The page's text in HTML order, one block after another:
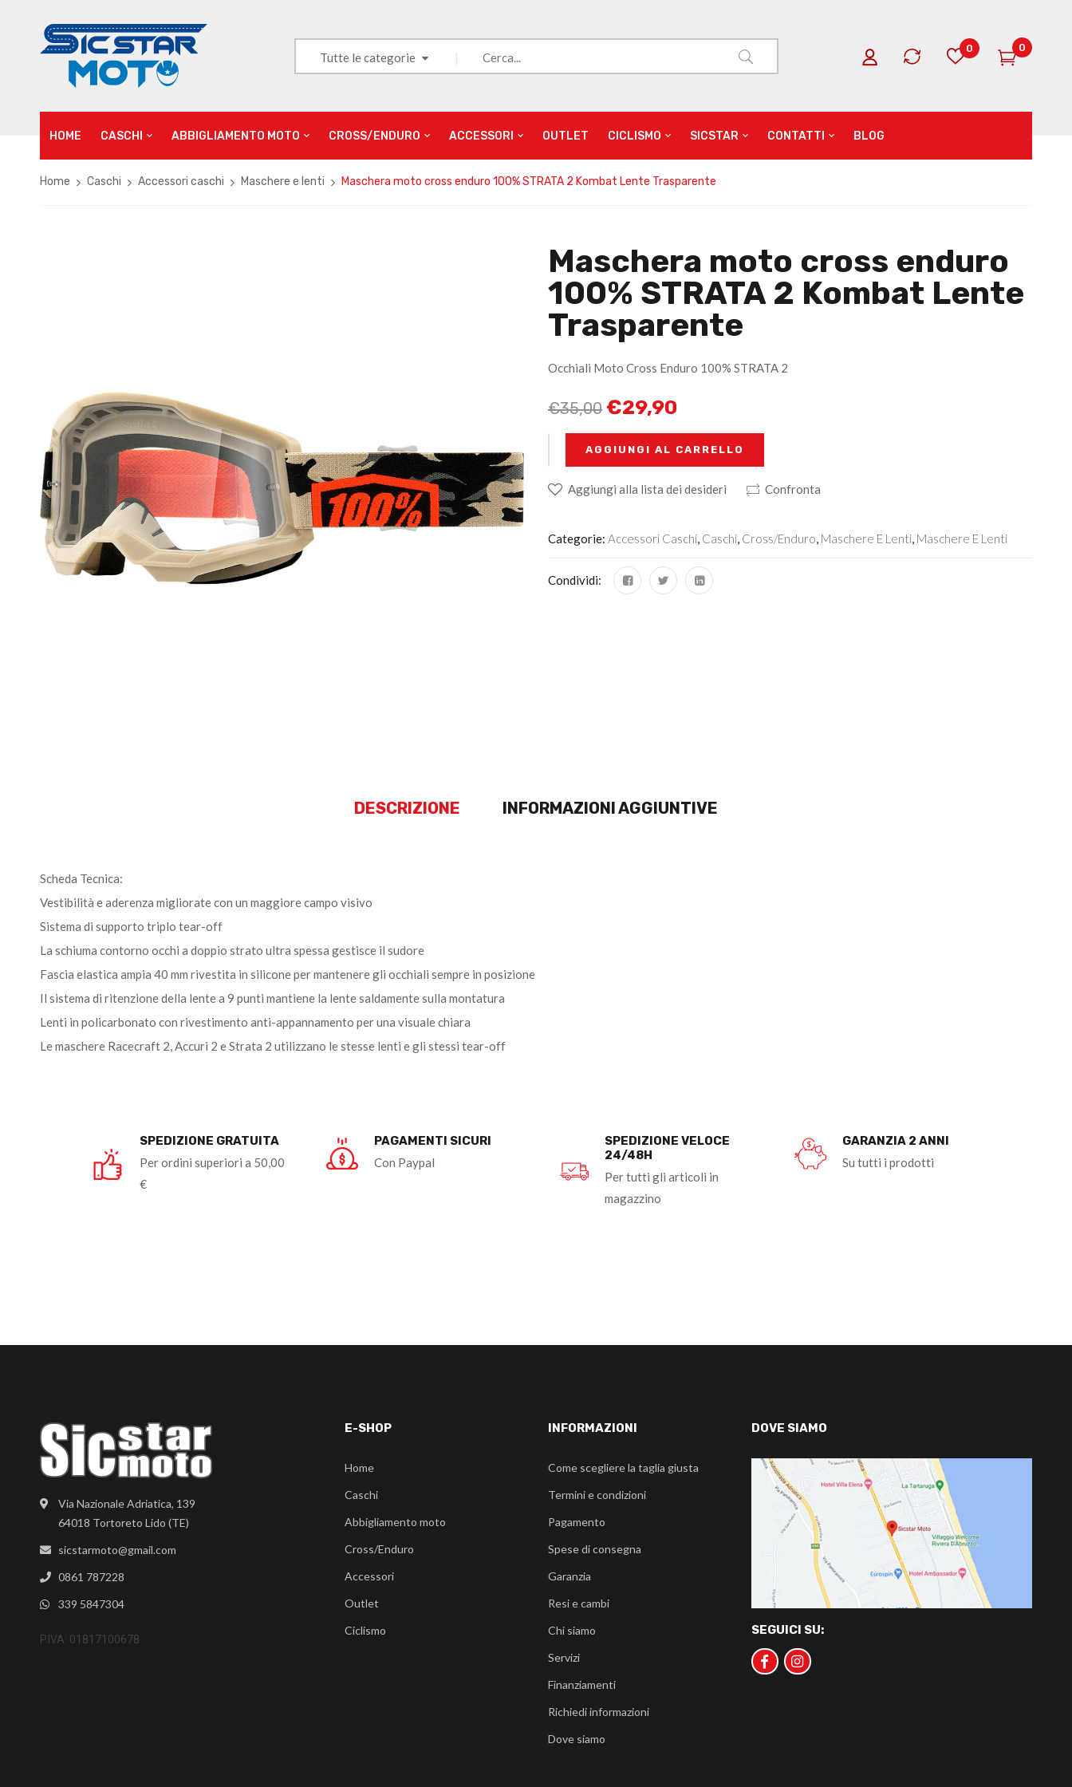
Tutte le categorie
0 0
HOME CASCHI ABBIGLIAMENTO MOTO CROSS/ENDURO ACCESSORI OUTLET CICLISMO SICSTAR CONTATTI BLOG
Home Caschi Accessori caschi Maschere e lenti Maschera moto cross enduro 100% STRATA 2 Kombat Lente Trasparente
Maschera moto cross enduro
100% STRATA 2 Kombat Lente
Trasparente
Occhiali Moto Cross Enduro 100% STRATA 2
€35,00 €29,90
AGGIUNGI AL CARRELLO
Aggiungi alla lista dei desideri Confronta
Categorie: Accessori Caschi, Caschi, Cross/Enduro, Maschere E Lenti, Maschere E Lenti
Condividi:
DESCRIZIONE INFORMAZIONI AGGIUNTIVE
Scheda Tecnica:
Vestibilità e aderenza migliorate con un maggiore campo visivo
Sistema di supporto triplo tear-off
La schiuma contorno occhi a doppio strato ultra spessa gestisce il sudore
Fascia elastica ampia 40 mm rivestita in silicone per mantenere gli occhiali sempre in posizione
Il sistema di ritenzione della lente a 9 punti mantiene la lente saldamente sulla montatura
Lenti in policarbonato con rivestimento anti-appannamento per una visuale chiara
Le maschere Racecraft 2, Accuri 2 e Strata 2 utilizzano le stesse lenti e gli stessi tear-off
SPEDIZIONE GRATUITA
Per ordini superiori a 50,00
€
PAGAMENTI SICURI
Con Paypal
SPEDIZIONE VELOCE
24/48H
Per tutti gli articoli in
magazzino
GARANZIA 2 ANNI
Su tutti i prodotti
Via Nazionale Adriatica, 139
64018 Tortoreto Lido (TE)
sicstarmoto@gmail.com
0861 787228
339 5847304
P.IVA: 01817100678
E-SHOP
Home
Caschi
Abbigliamento moto
Cross/Enduro
Accessori
Outlet
Ciclismo
INFORMAZIONI
Come scegliere la taglia giusta
Termini e condizioni
Pagamento
Spese di consegna
Garanzia
Resi e cambi
Chi siamo
Servizi
Finanziamenti
Richiedi informazioni
Dove siamo
DOVE SIAMO
SEGUICI SU: